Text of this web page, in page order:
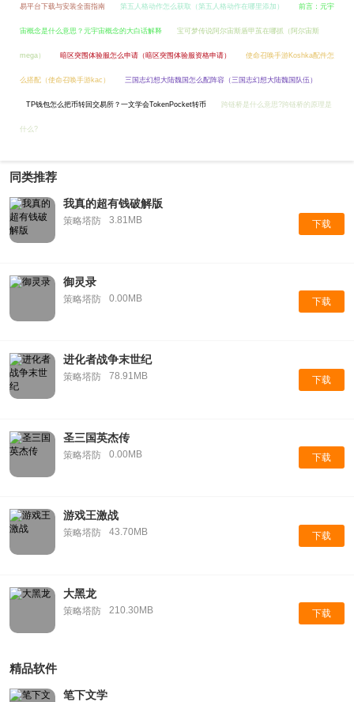
易平台下载与安装全面指南 第五人格动作怎么获取（第五人格动作在哪里添加） 前言：元宇
宙概念是什么意思？元宇宙概念的大白话解释 宝可梦传说阿尔宙斯盾甲茧在哪抓（阿尔宙斯
mega） 暗区突围体验服怎么申请（暗区突围体验服资格申请） 使命召唤手游Koshka配件怎
么搭配（使命召唤手游kac） 三国志幻想大陆魏国怎么配阵容（三国志幻想大陆魏国队伍）
TP钱包怎么把币转回交易所？一文学会TokenPocket转币 跨链桥是什么意思?跨链桥的原理是
什么?
同类推荐
我真的超有钱破解版
策略塔防 3.81MB 下载
御灵录
策略塔防 0.00MB 下载
进化者战争末世纪
策略塔防 78.91MB 下载
圣三国英杰传
策略塔防 0.00MB 下载
游戏王激战
策略塔防 43.70MB 下载
大黑龙
策略塔防 210.30MB 下载
精品软件
笔下文学